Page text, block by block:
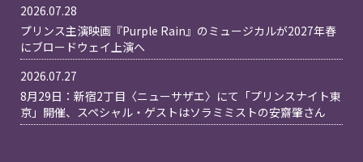
2026.07.28
プリンス主演映画『Purple Rain』のミュージカルが2027年春
にブロードウェイ上演へ
2026.07.27
8月29日：新宿2丁目〈ニューサザエ〉にて「プリンスナイト東
京」開催、スペシャル・ゲストはソラミミストの安齋肇さん